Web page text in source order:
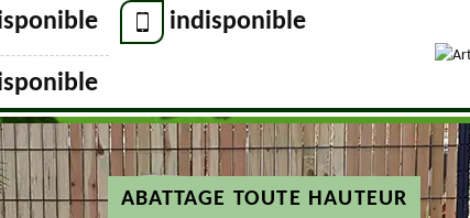
indisponible
ABATTAGE TOUTE HAUTEUR